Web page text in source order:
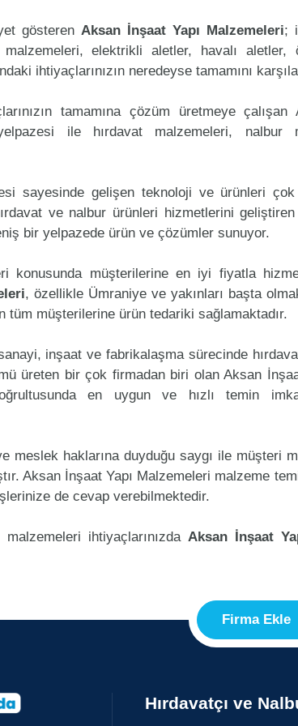
gösteren Aksan İnşaat Yapı Malzemeleri;
malzemeleri, elektrikli aletler, havalı aletler,
ihtiyaçlarınızın neredeyse tamamını
tamamına çözüm üretmeye çalışan
ile hırdavat malzemeleri, nalbur
sayesinde gelişen teknoloji ve ürünleri
ve nalbur ürünleri hizmetlerini
bir yelpazede ürün ve çözümler sunuyor.
konusunda müşterilerine en iyi fiyatla
, özellikle Ümraniye ve yakınları başta
tüm müşterilerine ürün tedariki sağlamaktadır.
inşaat ve fabrikalaşma sürecinde
üreten bir çok firmadan biri olan Aksan
en uygun ve hızlı temin
meslek haklarına duyduğu saygı ile müşteri
Aksan İnşaat Yapı Malzemeleri malzeme
de cevap verebilmektedir.
ihtiyaçlarınızda Aksan İnşaat
Firma Ekle
Hırdavatçı ve